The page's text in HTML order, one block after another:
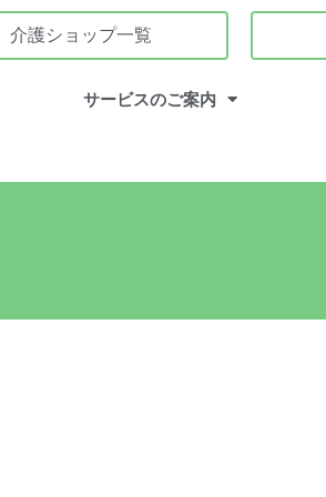
介護ショップ一覧
サービスのご案内